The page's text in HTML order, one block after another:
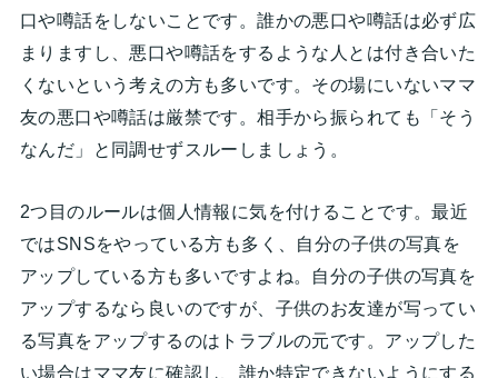
口や噂話をしないことです。誰かの悪口や噂話は必ず広
まりますし、悪口や噂話をするような人とは付き合いた
くないという考えの方も多いです。その場にいないママ
友の悪口や噂話は厳禁です。相手から振られても「そう
なんだ」と同調せずスルーしましょう。
2つ目のルールは個人情報に気を付けることです。最近
ではSNSをやっている方も多く、自分の子供の写真を
アップしている方も多いですよね。自分の子供の写真を
アップするなら良いのですが、子供のお友達が写ってい
る写真をアップするのはトラブルの元です。アップした
い場合はママ友に確認し、誰か特定できないようにする